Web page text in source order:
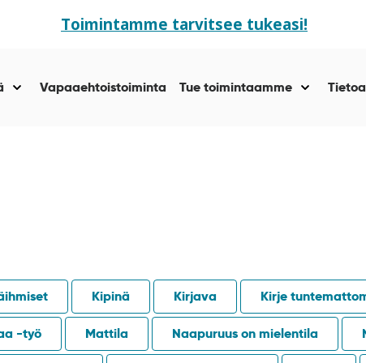
Toimintamme tarvitsee tukeasi!
Näytä
Vapaaehtoistoiminta Tue toimintaamme
Näytä
Kipinä Kirjava Kirje
-työ Mattila Naapuruus on mielentila